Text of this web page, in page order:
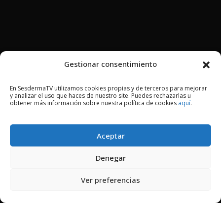
Gestionar consentimiento
En SesdermaTV utilizamos cookies propias y de terceros para mejorar
y analizar el uso que haces de nuestro site. Puedes rechazarlas u
obtener más información sobre nuestra política de cookies aquí.
Aceptar
Denegar
Ver preferencias